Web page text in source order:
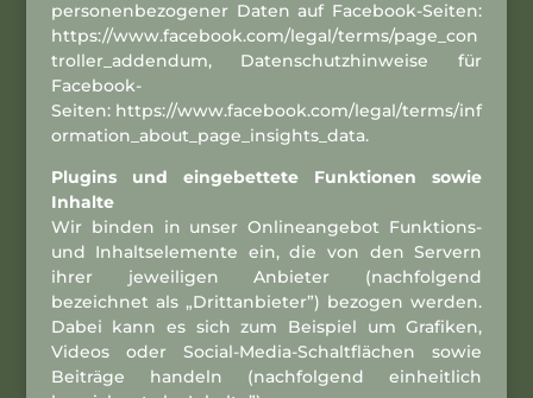
personenbezogener Daten auf Facebook-Seiten:
https://www.facebook.com/legal/terms/page_con
troller_addendum, Datenschutzhinweise für
Facebook-
Seiten: https://www.facebook.com/legal/terms/inf
ormation_about_page_insights_data.
Plugins und eingebettete Funktionen sowie
Inhalte
Wir binden in unser Onlineangebot Funktions-
und Inhaltselemente ein, die von den Servern
ihrer jeweiligen Anbieter (nachfolgend
bezeichnet als „Drittanbieter”) bezogen werden.
Dabei kann es sich zum Beispiel um Grafiken,
Videos oder Social-Media-Schaltflächen sowie
Beiträge handeln (nachfolgend einheitlich